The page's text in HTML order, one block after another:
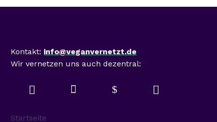
Kontakt: info@veganvernetzt.de
Wir vernetzen uns auch dezentral:
  $ 
Startseite